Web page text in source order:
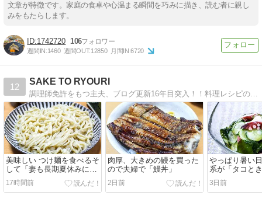
文章が特徴です。家庭の食卓や心温まる瞬間を巧みに描き、読む者に親し
みをもたらします。
1742720 106
週間IN:1460 週間OUT:12850 月間IN:6720
12
SAKE TO RYOURI
調理師免許をもつ主夫、ブログ更新16年目突入！！料理レシピの紹介「楽しく作って楽しく食べる」、男が喜ぶレシピ満載ですよ！！
美味しい つけ麺を食べるそ
して「妻も長期夏休みに突
入」
17時間前
肉厚、大きめの鰻を買った
ので夫婦で「鰻丼」
2日前
やっぱり暑い
系が「タコと
カメの酢の物」
3日前